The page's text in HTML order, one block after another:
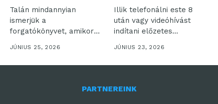
Talán mindannyian
ismerjük a
forgatókönyvet, amikor
egy felejthetetlen
utazásról hazatérve több
száz...
JÚNIUS 25, 2026
Illik telefonálni este 8
után vagy videóhívást
indítani előzetes
bejelentés nélkül? Bár...
JÚNIUS 23, 2026
PARTNEREINK